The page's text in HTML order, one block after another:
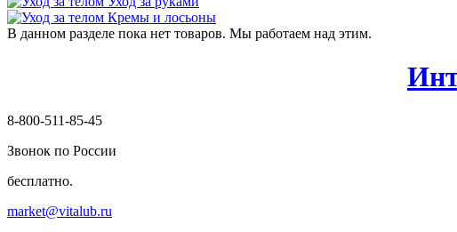
Кремы и лосьоны
В данном разделе пока нет товаров. Мы работаем над этим.
8-800-511-85-45
Звонок по России
бесплатно.
market@vitalub.ru